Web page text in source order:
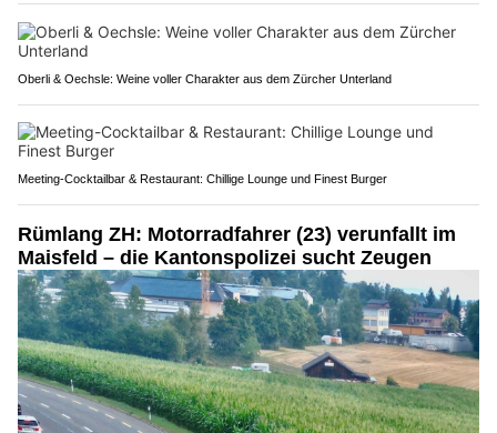
Oberli & Oechsle: Weine voller Charakter aus dem Zürcher Unterland
Meeting-Cocktailbar & Restaurant: Chillige Lounge und Finest Burger
Rümlang ZH: Motorradfahrer (23) verunfallt im
Maisfeld – die Kantonspolizei sucht Zeugen